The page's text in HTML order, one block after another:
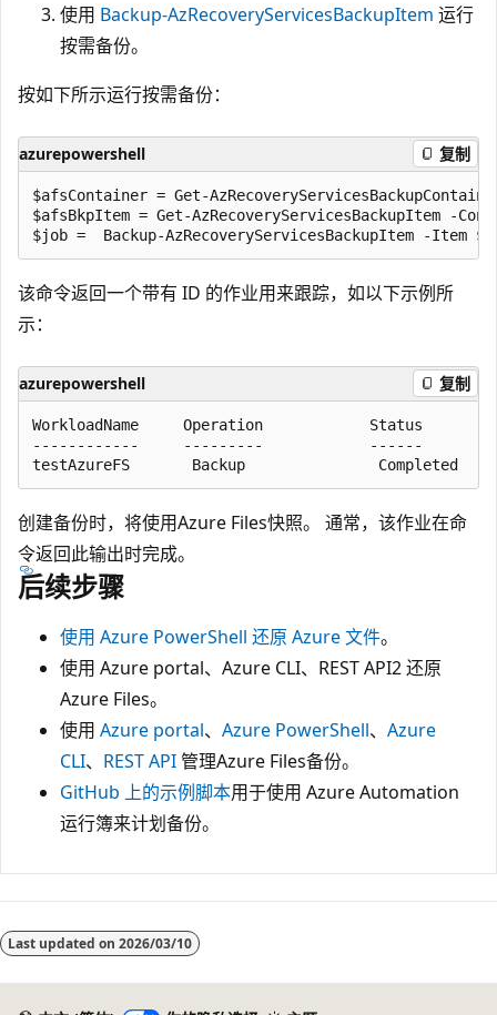
使用 Backup-AzRecoveryServicesBackupItem 运行
按需备份。
按如下所示运行按需备份：
azurepowershell 复制
$afsContainer = Get-
$afsBkpItem = Get-AzRecoveryServicesBackupItem -
该命令返回一个带有 ID 的作业用来跟踪，如以下示例所
示：
azurepowershell 复制
WorkloadName     Operation            Status
------------     ---------            ------
创建备份时，将使用Azure Files快照。 通常，该作业在命
令返回此输出时完成。
后续步骤
使用 Azure PowerShell 还原 Azure 文件。
使用 Azure portal、 Azure CLI、 REST API2 还原
Azure Files。
使用 Azure portal、 Azure PowerShell、 Azure
CLI、 REST API 管理Azure Files备份。
GitHub 上的示例脚本用于使用 Azure Automation
运行簿来计划备份。
Last updated on 2026/03/10